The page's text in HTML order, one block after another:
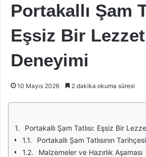
Portakallı Şam
Eşsiz Bir Lezzet
Deneyimi
10 Mayıs 2026 2 dakika okuma süresi
Portakallı Şam Tatlısı: Eşsiz Bir
Portakallı Şam Tatlısının Tarihçesi
Malzemeler ve Hazırlık Aşaması